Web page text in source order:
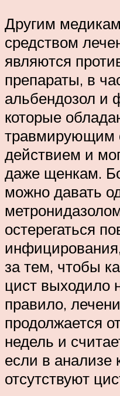
Другим
средством
являются
препараты, в
альбендозол и
которые
травмирующим
действием и
даже щенкам.
можно давать
остерегаться
за тем, чтобы
цист выходило
правило,
продолжается
недель и
если в анализе
отсутствуют